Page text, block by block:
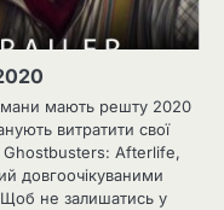
мають решту 2020
витратити свої
Ghostbusters: Afterlife,
довгоочікуваними
не залишатись у